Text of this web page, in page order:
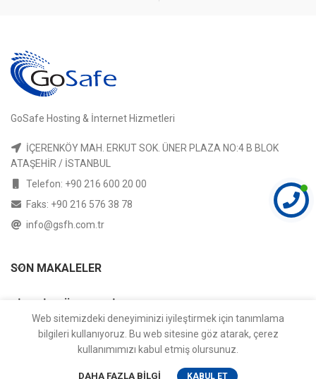
GoSafe Hosting & İnternet Hizmetleri
İÇERENKÖY MAH. ERKUT SOK. ÜNER PLAZA NO:4 B BLOK
ATAŞEHİR / İSTANBUL
Telefon: +90 216 600 20 00
Faks: +90 216 576 38 78
info@gsfh.com.tr
SON MAKALELER
YARDIM
Web sitemizdeki deneyiminizi iyileştirmek için tanımlama
bilgileri kullanıyoruz. Bu web sitesine göz atarak, çerez
kullanımımızı kabul etmiş olursunuz.
DAHA FAZLA BILGI KABUL ET